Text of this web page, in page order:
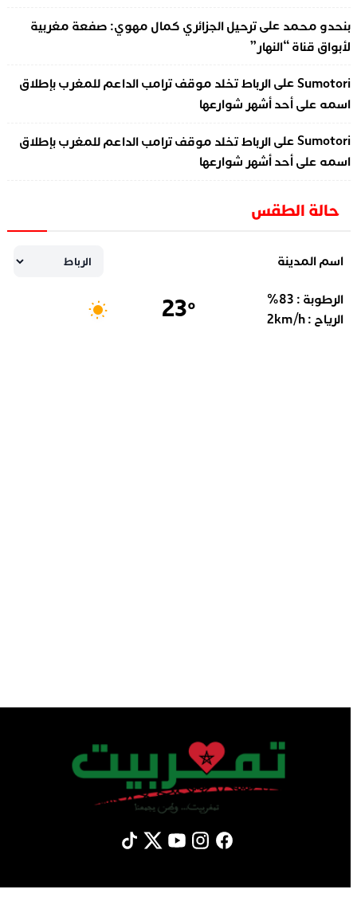
بنحدو محمدعلىترحيل الجزائري كمال مهوي: صفعة مغربية
لأبواق قناة “النهار”
Sumotoriعلىالرباط تخلد موقف ترامب الداعم للمغرب بإطلاق
اسمه على أحد أشهر شوارعها
Sumotoriعلىالرباط تخلد موقف ترامب الداعم للمغرب بإطلاق
اسمه على أحد أشهر شوارعها
حالة الطقس
اسم المدينة
الرطوبة : 83
%
الرياح :
2km/h
23°